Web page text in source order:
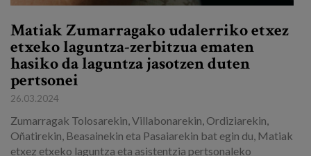
Matiak Zumarragako udalerriko etxez
etxeko laguntza-zerbitzua ematen
hasiko da laguntza jasotzen duten
pertsonei
26.03.2024
Zumarragak Tolosarekin, Villabonarekin, Ordiziarekin,
Oñatirekin, Beasainekin eta Pasaiarekin bat egin du, Matiak
etxez etxeko laguntza eta asistentzia pertsonaleko